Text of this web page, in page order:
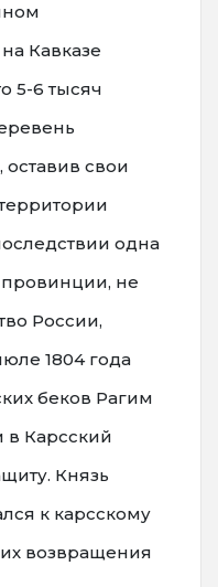
Кавказе
5-6 тысяч
свои
одна
провинции, не
России,
1804 года
беков Рагим
в Карсский
Князь
к карсскому
возвращения